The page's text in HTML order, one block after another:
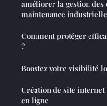
améliorer la gestion des
maintenance
Comment protéger
?
Boostez votre visibilité
Création de site internet
en ligne